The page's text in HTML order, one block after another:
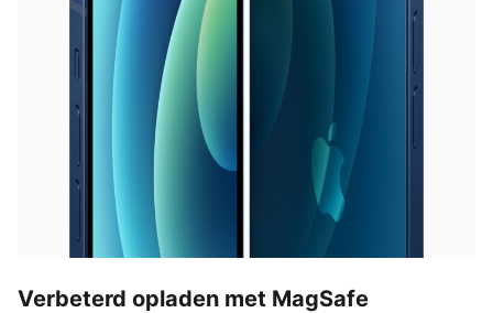
Verbeterd opladen met MagSafe